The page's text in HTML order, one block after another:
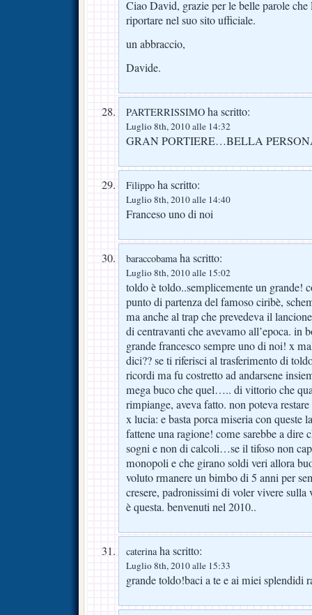
Ciao David, grazie per le belle parole che
riportare nel suo sito ufficiale.
un abbraccio,
Davide.
PARTERRISSIMO ha scritto:
Luglio 8th, 2010 alle 14:32
GRAN PORTIERE…BELLA
Filippo ha scritto:
Luglio 8th, 2010 alle 14:40
Franceso uno di noi
baraccobamaha scritto:
Luglio 8th, 2010 alle 15:02
toldo è toldo..semplicemente un grande!
punto di partenza del famoso ciribè,
ma anche al trap che prevedeva il
di centravanti che avevamo all’epoca. in
grande francesco sempre uno di noi! x
dici?? se ti riferisci al trasferimento di
ricordi ma fu costretto ad andarsene
mega buco che quel….. di vittorio che
rimpiange, aveva fatto. non poteva restare
x lucia: e basta porca miseria con queste
fattene una ragione! come sarebbe a dire
sogni e non di calcoli…se il tifoso non
monopoli e che girano soldi veri allora
voluto rmanere un bimbo di 5 anni per
cresere, padronissimi di voler vivere sulla
è questa. benvenuti nel 2010..
caterinaha scritto:
Luglio 8th, 2010 alle 15:33
grande toldo!baci a te e ai miei splendidi